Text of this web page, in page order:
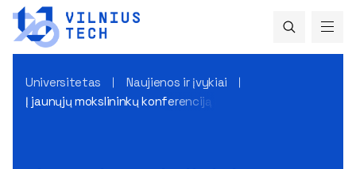
Universitetas
Naujienos ir įvykiai
Į jaunųjų mokslininkų konferenciją apie transportą